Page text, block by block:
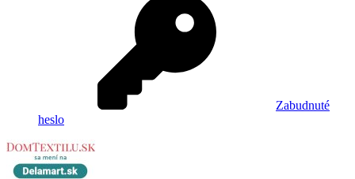
Zabudnuté
heslo